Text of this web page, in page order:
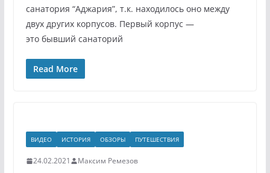
санатория “Аджария”, т.к. находилось оно между
двух других корпусов. Первый корпус —
это бывший санаторий
Read More
ВИДЕО ИСТОРИЯ ОБЗОРЫ ПУТЕШЕСТВИЯ
24.02.2021 Максим Ремезов